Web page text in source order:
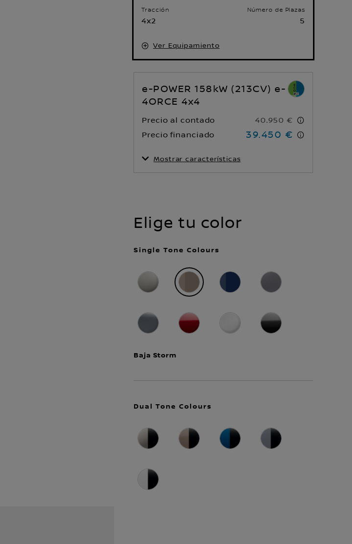
Tracción
4x2
Número de Plazas
5
Ver Equipamiento
e-POWER 158kW (213CV) e-
4ORCE 4x4
Precio al contado
40.950 €
Precio financiado
39.450 €
Mostrar características
Tracción
4x4 e-4ORCE
Elige tu color
Single Tone Colours
Baja Storm
Dual Tone Colours